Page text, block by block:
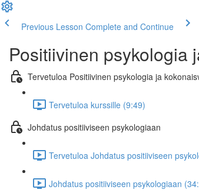
Previous Lesson Complete and Continue
Positiivinen psykologia
Tervetuloa Positiivinen psykologia ja
Tervetuloa kurssille (9:49)
Johdatus positiiviseen psykologiaan
Tervetuloa Johdatus positiiviseen
Johdatus positiiviseen psykologiaan